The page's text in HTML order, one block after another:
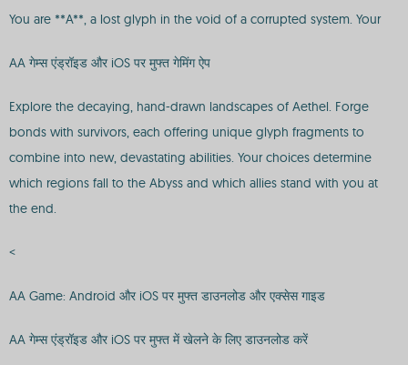
You are **A**, a lost glyph in the void of a corrupted system. Your
AA गेम्स एंड्रॉइड और iOS पर मुफ्त गेमिंग ऐप
Explore the decaying, hand-drawn landscapes of Aethel. Forge
bonds with survivors, each offering unique glyph fragments to
combine into new, devastating abilities. Your choices determine
which regions fall to the Abyss and which allies stand with you at
the end.
<
AA Game: Android और iOS पर मुफ्त डाउनलोड और एक्सेस गाइड
AA गेम्स एंड्रॉइड और iOS पर मुफ्त में खेलने के लिए डाउनलोड करें